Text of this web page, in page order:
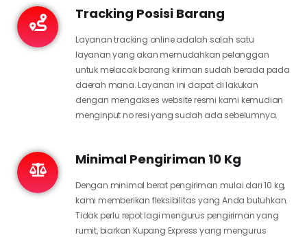
Tracking Posisi Barang
Layanan tracking online adalah salah satu
layanan yang akan memudahkan pelanggan
untuk melacak barang kiriman sudah berada pada
daerah mana. Layanan ini dapat di lakukan
dengan mengakses website resmi kami kemudian
menginput no resi yang sudah ada sebelumnya.
Minimal Pengiriman 10 Kg
Dengan minimal berat pengiriman mulai dari 10 kg,
kami memberikan fleksibilitas yang Anda butuhkan.
Tidak perlu repot lagi mengurus pengiriman yang
rumit, biarkan Kupang Express yang mengurus